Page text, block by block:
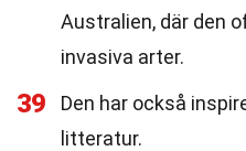
Australien, där den
invasiva arter.
39
Den har också
litteratur.